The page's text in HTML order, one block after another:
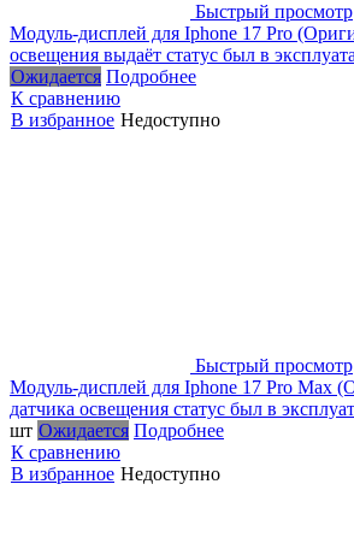
Быстрый просмотр
Модуль-дисплей для Iphone 17 Pro
освещения выдаёт статус был в
Ожидается Подробнее
К сравнению
В избранное Недоступно
Быстрый просмотр
Модуль-дисплей для Iphone 17 Pro Max
датчика освещения статус был в
шт Ожидается Подробнее
К сравнению
В избранное Недоступно